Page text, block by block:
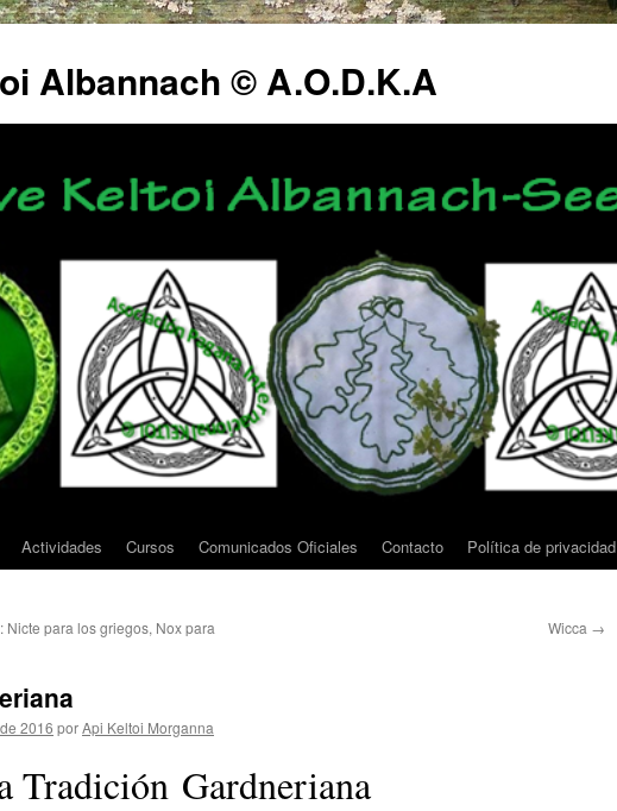
Albannach © A.O.D.K.A
Actividades Cursos Comunicados Oficiales Contacto Política de privacidad
Nicte para los griegos, Nox para
Wicca →
2016 porApi Keltoi Morganna
Tradición Gardneriana